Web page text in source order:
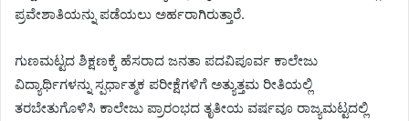
ಪ್ರವೇಶಾತಿಯನ್ನು ಪಡೆಯಲು ಅರ್ಹರಾಗಿರುತ್ತಾರೆ.
ಗುಣಮಟ್ಟದ ಶಿಕ್ಷಣಕ್ಕೆ ಹೆಸರಾದ ಜನತಾ ಪದವಿಪೂರ್ವ ಕಾಲೇಜು
ವಿದ್ಯಾರ್ಥಿಗಳನ್ನು ಸ್ಪರ್ಧಾತ್ಮಕ ಪರೀಕ್ಷೆಗಳಿಗೆ ಅತ್ಯುತ್ತಮ ರೀತಿಯಲ್ಲಿ
ತರಬೇತುಗೊಳಿಸಿ ಕಾಲೇಜು ಪ್ರಾರಂಭದ ತೃತೀಯ ವರ್ಷವೂ ರಾಜ್ಯಮಟ್ಟದಲ್ಲಿ